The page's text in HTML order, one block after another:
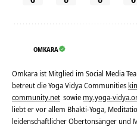
OMKARA
Omkara ist Mitglied im Social Media
betreut die Yoga Vidya Communities
community.net sowie my.yoga-
liebt er vor allem Bhakti-Yoga,
leidenschaftlicher Obertonsänger und